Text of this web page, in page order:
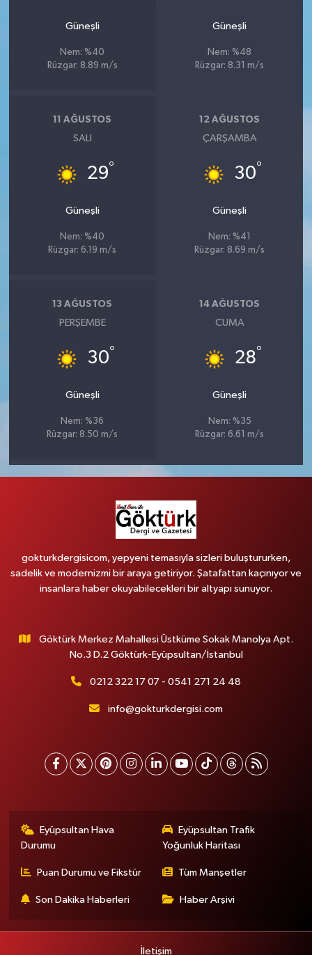
Güneşli
Nem: %40
Rüzgar: 8.89 m/s
Güneşli
Nem: %48
Rüzgar: 8.31 m/s
11 AĞUSTOS
SALI
29°
Güneşli
Nem: %40
Rüzgar: 6.19 m/s
12 AĞUSTOS
ÇARŞAMBA
30°
Güneşli
Nem: %41
Rüzgar: 8.69 m/s
13 AĞUSTOS
PERŞEMBE
30°
Güneşli
Nem: %36
Rüzgar: 8.50 m/s
14 AĞUSTOS
CUMA
28°
Güneşli
Nem: %35
Rüzgar: 6.61 m/s
gokturkdergisicom, yepyeni temasıyla sizleri buluştururken,
sadelik ve modernizmi bir araya getiriyor. Şatafattan kaçınıyor ve
insanlara haber okuyabilecekleri bir altyapı sunuyor.
Göktürk Merkez Mahallesi Üstküme Sokak Manolya Apt.
No.3 D.2 Göktürk-Eyüpsultan/İstanbul
0212 322 17 07 - 0541 271 24 48
info@gokturkdergisi.com
Eyüpsultan Hava
Durumu
Eyüpsultan Trafik
Yoğunluk Haritası
Puan Durumu ve Fikstür Tüm Manşetler
Son Dakika Haberleri Haber Arşivi
İletişim